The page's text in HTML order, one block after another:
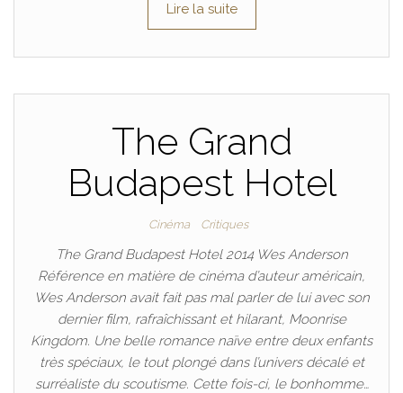
Lire la suite
The Grand
Budapest Hotel
Cinéma Critiques
The Grand Budapest Hotel 2014 Wes Anderson
Référence en matière de cinéma d’auteur américain,
Wes Anderson avait fait pas mal parler de lui avec son
dernier film, rafraîchissant et hilarant, Moonrise
Kingdom. Une belle romance naïve entre deux enfants
très spéciaux, le tout plongé dans l’univers décalé et
surréaliste du scoutisme. Cette fois-ci, le bonhomme…